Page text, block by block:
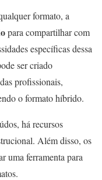
formato, a
para compartilhar com
específicas dessa
ser criado
profissionais,
o formato híbrido.
há recursos
Além disso, os
uma ferramenta para